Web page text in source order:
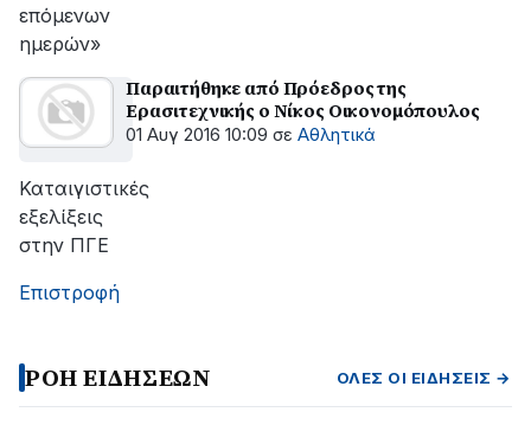
επόμενων
ημερών»
Παραιτήθηκε από Πρόεδρος της
Ερασιτεχνικής ο Νίκος Οικονομόπουλος
01 Αυγ 2016 10:09 σε Αθλητικά
Καταιγιστικές
εξελίξεις
στην ΠΓΕ
Επιστροφή
ΡΟΗ ΕΙΔΗΣΕΩΝ ΌΛΕΣ ΟΙ ΕΙΔΉΣΕΙΣ →